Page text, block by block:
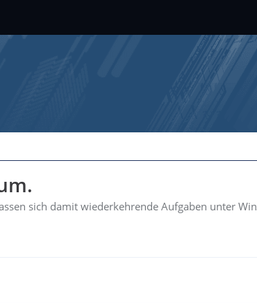
sich damit wiederkehrende Aufgaben unter